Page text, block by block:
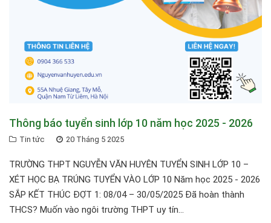
Thông báo tuyển sinh lớp 10 năm học 2025 - 2026
Tin tức 20 Tháng 5 2025
TRƯỜNG THPT NGUYỄN VĂN HUYÊN TUYỂN SINH LỚP 10 –
XÉT HỌC BẠ TRÚNG TUYỂN VÀO LỚP 10 Năm học 2025 - 2026
SẮP KẾT THÚC ĐỢT 1: 08/04 – 30/05/2025 Đã hoàn thành
THCS? Muốn vào ngôi trường THPT uy tín...